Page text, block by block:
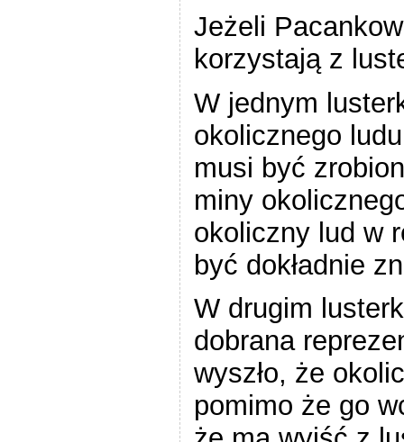
Jeżeli
korzystają z
W jednym
okolicznego
musi być
miny
okoliczny lud w
być dokładnie
W drugim
dobrana
wyszło, że
pomimo że go